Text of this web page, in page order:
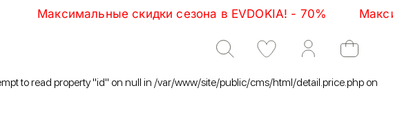
скидки сезона в EVDOKIA! - 70%
to read property "id" on null in /var/www/site/public/cms/html/detail.price.php on